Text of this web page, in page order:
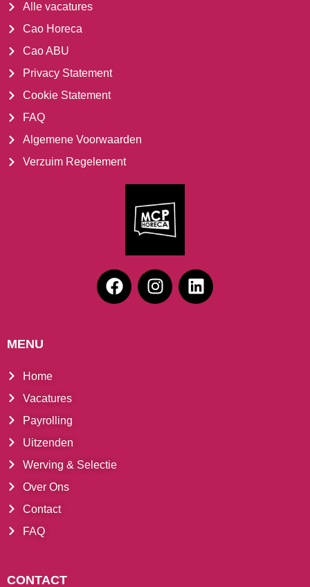
Alle vacatures
Cao Horeca
Cao ABU
Privacy Statement
Cookie Statement
FAQ
Algemene Voorwaarden
Verzuim Regelement
MENU
Home
Vacatures
Payrolling
Uitzenden
Werving & Selectie
Over Ons
Contact
FAQ
CONTACT